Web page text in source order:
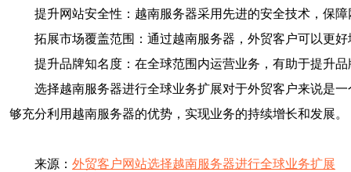
提升网站安全性：越南服务器采用先进的安全技术，保
拓展市场覆盖范围：通过越南服务器，外贸客户可以更
提升品牌知名度：在全球范围内运营业务，有助于提升
选择越南服务器进行全球业务扩展对于外贸客户来说是
够充分利用越南服务器的优势，实现业务的持续增长和发展。
来源： 外贸客户网站选择越南服务器进行全球业务扩展